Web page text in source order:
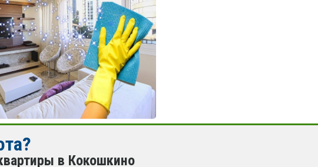
в Кокошкино